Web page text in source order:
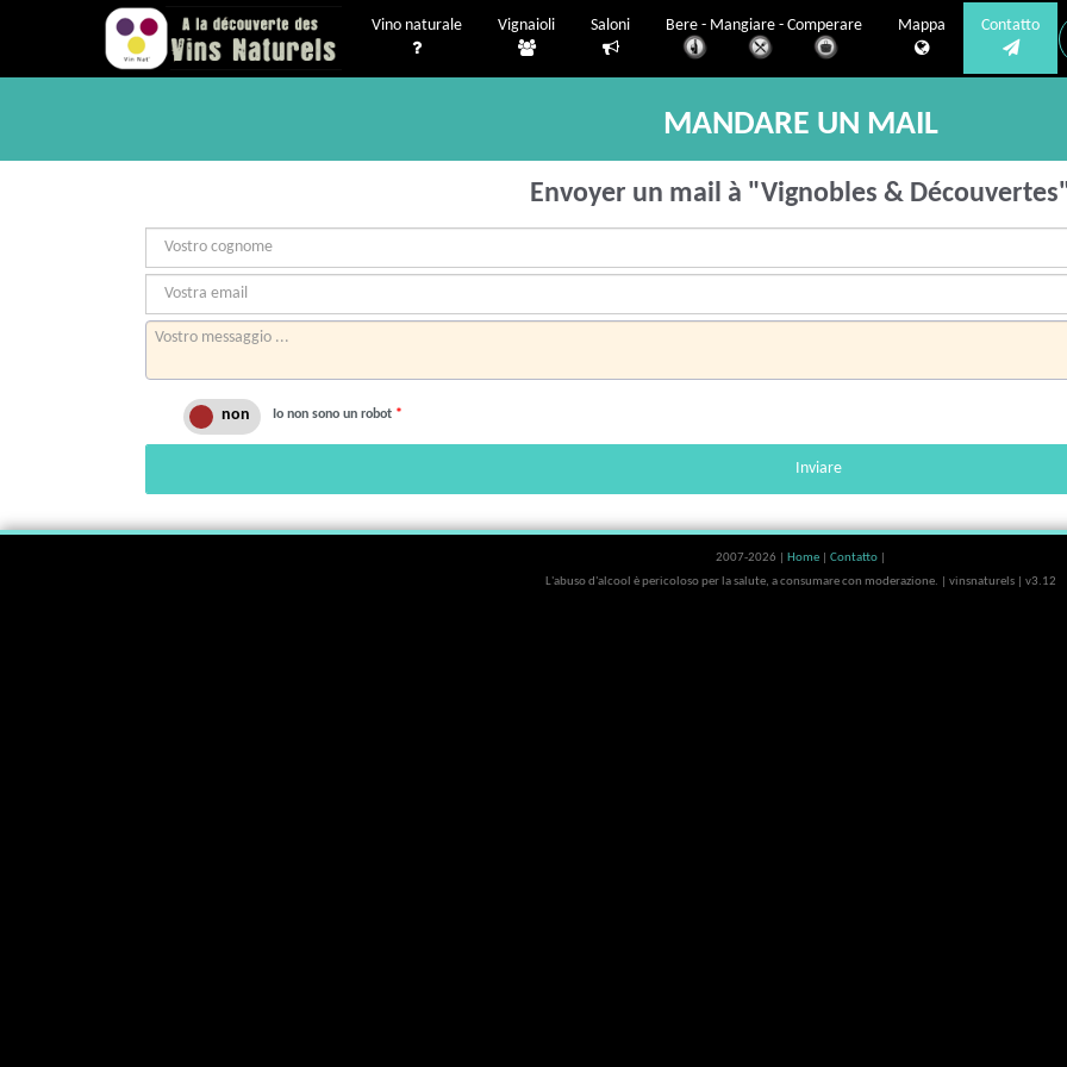
Vino naturale Vignaioli Saloni Bere - Mangiare - Comperare Mappa Contatto
MANDARE UN MAIL
Envoyer un mail à "Vignobles &
Io non sono un robot *
Inviare
2007-2026 | Home Contatto
L'abuso d'alcool è pericoloso per la salute, a consumare con moderazione. | vinsnaturels | v3.12